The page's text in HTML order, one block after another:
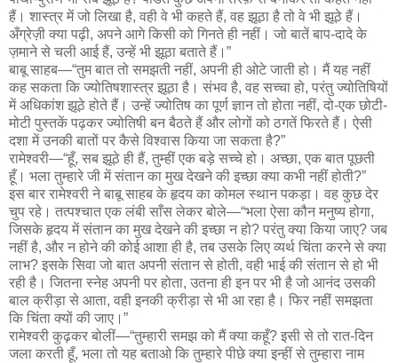
हैं। शास्त्र में जो लिखा है, वही वे भी कहते हैं, वह झूठा है तो वे भी झूठे हैं।
अँग्रेज़ी क्या पढ़ी, अपने आगे किसी को गिनते ही नहीं। जो बातें बाप-दादे के
ज़माने से चली आई हैं, उन्हें भी झूठा बताते हैं।”
बाबू साहब—“तुम बात तो समझती नहीं, अपनी ही ओटे जाती हो। मैं यह नहीं
कह सकता कि ज्योतिषशास्त्र झूठा है। संभव है, वह सच्चा हो, परंतु ज्योतिषियों
में अधिकांश झूठे होते हैं। उन्हें ज्योतिष का पूर्ण ज्ञान तो होता नहीं, दो-एक छोटी-
मोटी पुस्तकें पढ़कर ज्योतिषी बन बैठते हैं और लोगों को ठगतें फिरते हैं। ऐसी
दशा में उनकी बातों पर कैसे विश्वास किया जा सकता है?”
रामेश्वरी—“हूँ, सब झूठे ही हैं, तुम्हीं एक बड़े सच्चे हो। अच्छा, एक बात पूछती
हूँ। भला तुम्हारे जी में संतान का मुख देखने की इच्छा क्या कभी नहीं होती?”
इस बार रामेश्वरी ने बाबू साहब के हृदय का कोमल स्थान पकड़ा। वह कुछ देर
चुप रहे। तत्पश्चात एक लंबी साँस लेकर बोले—“भला ऐसा कौन मनुष्य होगा,
जिसके हृदय में संतान का मुख देखने की इच्छा न हो? परंतु क्या किया जाए? जब
नहीं है, और न होने की कोई आशा ही है, तब उसके लिए व्यर्थ चिंता करने से क्या
लाभ? इसके सिवा जो बात अपनी संतान से होती, वही भाई की संतान से हो भी
रही है। जितना स्नेह अपनी पर होता, उतना ही इन पर भी है जो आनंद उसकी
बाल क्रीड़ा से आता, वही इनकी क्रीड़ा से भी आ रहा है। फिर नहीं समझता
कि चिंता क्यों की जाए।”
रामेश्वरी कुढ़कर बोलीं—“तुम्हारी समझ को मैं क्या कहूँ? इसी से तो रात-दिन
जला करती हूँ, भला तो यह बताओ कि तुम्हारे पीछे क्या इन्हीं से तुम्हारा नाम